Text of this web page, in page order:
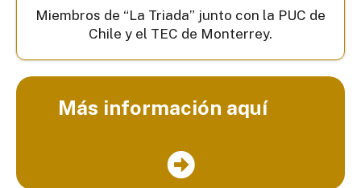
Miembros de “La Triada” junto con la PUC de
Chile y el TEC de Monterrey.
Más información aquí